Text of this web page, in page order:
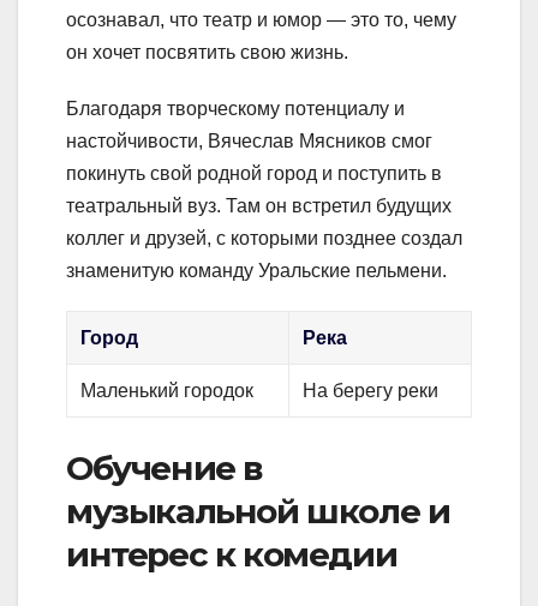
осознавал, что театр и юмор — это то, чему
он хочет посвятить свою жизнь.
Благодаря творческому потенциалу и
настойчивости, Вячеслав Мясников смог
покинуть свой родной город и поступить в
театральный вуз. Там он встретил будущих
коллег и друзей, с которыми позднее создал
знаменитую команду Уральские пельмени.
Город Река
Маленький городок На берегу реки
Обучение в
музыкальной школе и
интерес к комедии